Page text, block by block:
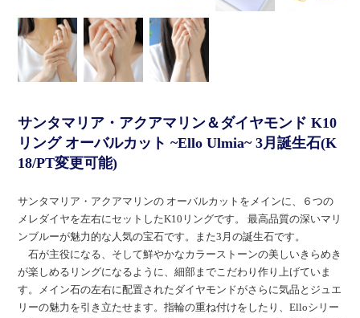
サンタマリア・アクアマリン＆ダイヤモンド K10
リング オーバルカット ~Ello Ulmia~ 3月誕生石(K
18/PT変更可能)
サンタマリア・アクアマリンの オーバルカットをメインに、６つの
メレダイヤを左右にセットしたK10リングです。 最高品質の深いマリ
ンブルーが魅力的な人気の宝石です。また3月の誕生石です。
石が主役になる、そして鮮やかなカラーストーンの美しいきらめき
が楽しめるリングになるように、細部までこだわり作り上げていま
す。メイン石の左右に配置されたダイヤモンドがさらに気品とジュエ
リーの魅力を引き立たせます。指輪の重ね付けをしたり、Elloシリー